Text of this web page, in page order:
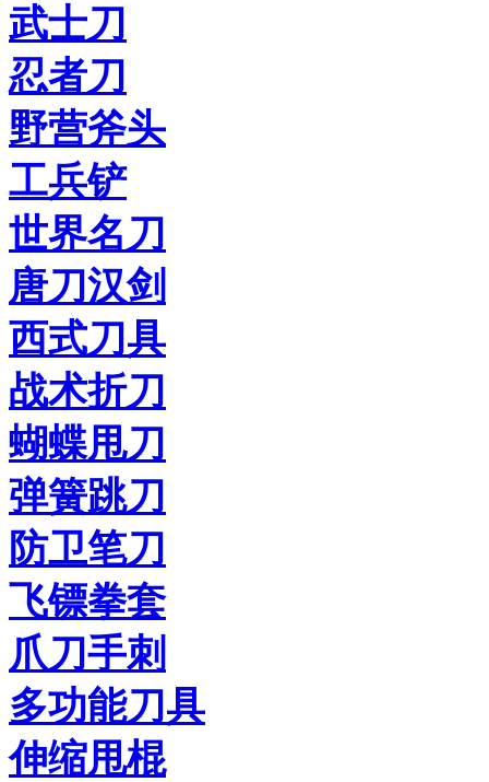
武士刀
忍者刀
野营斧头
工兵铲
世界名刀
唐刀汉剑
西式刀具
战术折刀
蝴蝶甩刀
弹簧跳刀
防卫笔刀
飞镖拳套
爪刀手刺
多功能刀具
伸缩甩棍